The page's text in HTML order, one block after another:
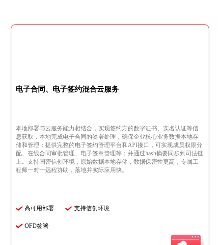
电子合同、电子签约混合云服务
本地部署与云服务能力相结合，实现签约方的数字证书、实名认证等信
息获取，本地完成电子合同的签署处理，确保企业核心业务数据本地存
储和管理；提供完整的电子签约管理平台和API接口，可实现成员权限分
配、在线合同审批管理、电子签章管理等；并通过hash摘要同步到司法链
上。支持国密信创环境，原始数据本地存储，数据保密性更高，专属工
程师一对一远程协助，落地并实际应用快。
高可用部署 支持信创环境
OFD签署